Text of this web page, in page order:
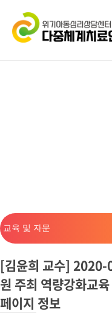
교육 및 자문
[김윤희 교수] 2020-
원 주최 역량강화교육
페이지 정보